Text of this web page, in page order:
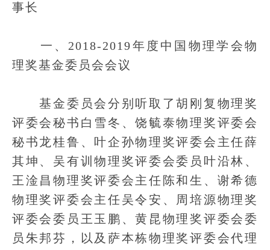
事长
一、2018-2019年度中国物理学会物
理奖基金委员会会议
基金委员会分别听取了胡刚复物理奖
评委会秘书白雪冬、饶毓泰物理奖评委会
秘书龙桂鲁、叶企孙物理奖评委会主任薛
其坤、吴有训物理奖评委会委员叶沿林、
王淦昌物理奖评委会主任陈和生、谢希德
物理奖评委会主任吴令安、周培源物理奖
评委会委员王玉鹏、黄昆物理奖评委会委
员朱邦芬，以及萨本栋物理奖评委会代理